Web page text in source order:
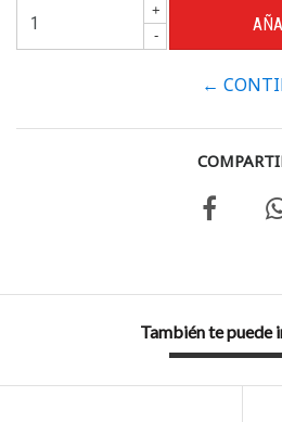
+
-
←
También te puede